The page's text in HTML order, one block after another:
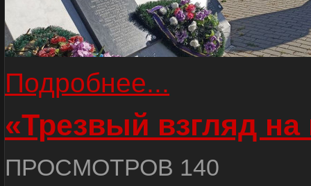
Подробнее...
«Трезвый взгляд на
ПРОСМОТРОВ 140